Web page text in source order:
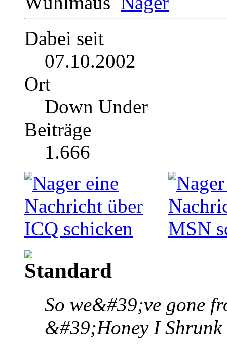
Dabei seit
07.10.2002
Ort
Down Under
Beiträge
1.666
So we&#39;ve gone
&#39;Honey I